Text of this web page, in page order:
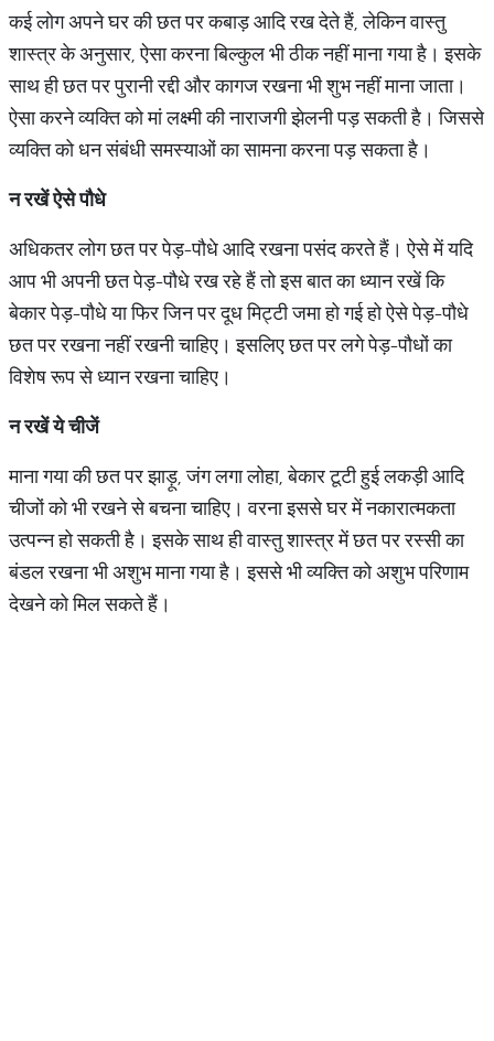
कई लोग अपने घर की छत पर कबाड़ आदि रख देते हैं, लेकिन वास्तु
शास्त्र के अनुसार, ऐसा करना बिल्कुल भी ठीक नहीं माना गया है। इसके
साथ ही छत पर पुरानी रद्दी और कागज रखना भी शुभ नहीं माना जाता।
ऐसा करने व्यक्ति को मां लक्ष्मी की नाराजगी झेलनी पड़ सकती है। जिससे
व्यक्ति को धन संबंधी समस्याओं का सामना करना पड़ सकता है।
न रखें ऐसे पौधे
अधिकतर लोग छत पर पेड़-पौधे आदि रखना पसंद करते हैं। ऐसे में यदि
आप भी अपनी छत पेड़-पौधे रख रहे हैं तो इस बात का ध्यान रखें कि
बेकार पेड़-पौधे या फिर जिन पर दूध मिट्टी जमा हो गई हो ऐसे पेड़-पौधे
छत पर रखना नहीं रखनी चाहिए। इसलिए छत पर लगे पेड़-पौधों का
विशेष रूप से ध्यान रखना चाहिए।
न रखें ये चीजें
माना गया की छत पर झाड़ू, जंग लगा लोहा, बेकार टूटी हुई लकड़ी आदि
चीजों को भी रखने से बचना चाहिए। वरना इससे घर में नकारात्मकता
उत्पन्न हो सकती है। इसके साथ ही वास्तु शास्त्र में छत पर रस्सी का
बंडल रखना भी अशुभ माना गया है। इससे भी व्यक्ति को अशुभ परिणाम
देखने को मिल सकते हैं।